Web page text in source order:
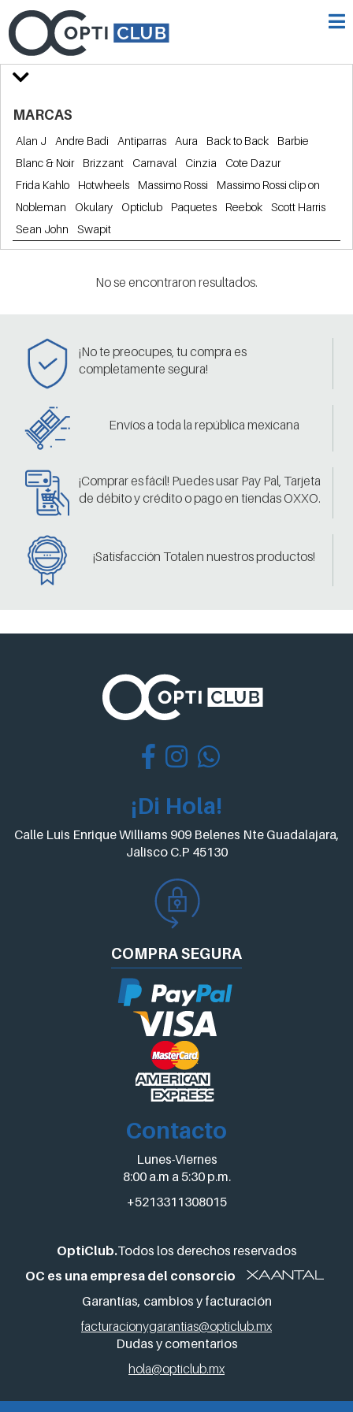
MARCAS
Alan J Andre Badi Antiparras Aura Back to Back
Barbie
Blanc & Noir
Brizzant Carnaval Cinzia
Cote Dazur
Frida Kahlo
Hotwheels Massimo Rossi
Massimo Rossi clip on
Nobleman
Okulary Opticlub Paquetes Reebok
Scott Harris
Sean John
Swapit
No se encontraron resultados.
¡No te preocupes, tu compra es
completamente segura!
Envíos a toda la república mexicana
¡Comprar es fácil! Puedes usar Pay Pal, Tarjeta
de débito y crédito o pago en tiendas OXXO.
¡Satisfacción Totalen nuestros productos!
¡Di Hola!
Calle Luis Enrique Williams 909 Belenes Nte Guadalajara,
Jalisco C.P 45130
COMPRASEGURA
Contacto
Lunes-Viernes
8:00 a.m a 5:30 p.m.
+5213311308015
OptiClub.Todos los derechos reservados
OC es una empresa del consorcio
Garantías, cambios y facturación
facturacionygarantias@opticlub.mx
Dudas y comentarios
hola@opticlub.mx